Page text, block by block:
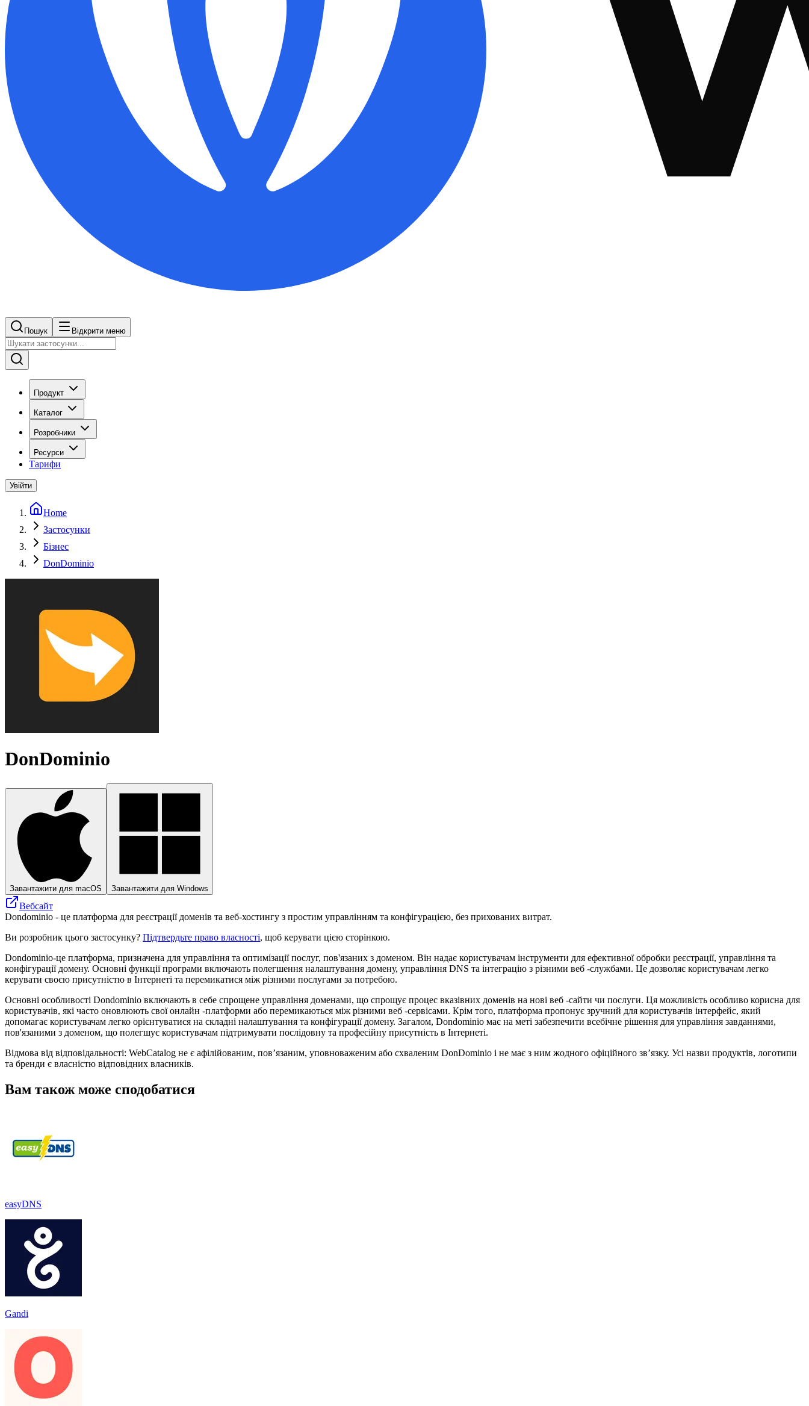
Пошук Відкрити меню
Продукт
Каталог
Розробники
Ресурси
Тарифи
Увійти
Home
Застосунки
Бізнес
DonDominio
DonDominio
Завантажити для macOS Завантажити для Windows
Вебсайт
Dondominio - це платформа для реєстрації доменів та веб-хостингу з простим управлінням та конфігурацією, без прихованих витрат.
Ви розробник цього застосунку? Підтвердьте право власності, щоб керувати цією сторінкою.
Dondominio-це платформа, призначена для управління та оптимізації послуг, пов'язаних з доменом. Він надає користувачам інструменти для ефективної обробки реєстрації, управління та
конфігурації домену. Основні функції програми включають полегшення налаштування домену, управління DNS та інтеграцію з різними веб -службами. Це дозволяє користувачам легко
керувати своєю присутністю в Інтернеті та перемикатися між різними послугами за потребою.
Основні особливості Dondominio включають в себе спрощене управління доменами, що спрощує процес вказівних доменів на нові веб -сайти чи послуги. Ця можливість особливо корисна для
користувачів, які часто оновлюють свої онлайн -платформи або перемикаються між різними веб -сервісами. Крім того, платформа пропонує зручний для користувачів інтерфейс, який
допомагає користувачам легко орієнтуватися на складні налаштування та конфігурації домену. Загалом, Dondominio має на меті забезпечити всебічне рішення для управління завданнями,
пов'язаними з доменом, що полегшує користувачам підтримувати послідовну та професійну присутність в Інтернеті.
Відмова від відповідальності: WebCatalog не є афілійованим, пов’язаним, уповноваженим або схваленим DonDominio і не має з ним жодного офіційного зв’язку. Усі назви продуктів, логотипи
та бренди є власністю відповідних власників.
Вам також може сподобатися
easyDNS
Gandi